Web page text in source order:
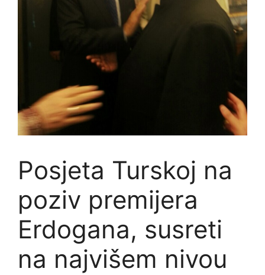
Posjeta Turskoj na
poziv premijera
Erdogana, susreti
na najvišem nivou